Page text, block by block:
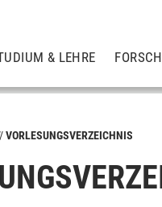
& LEHRE
VORLESUNGSVERZEICHNIS